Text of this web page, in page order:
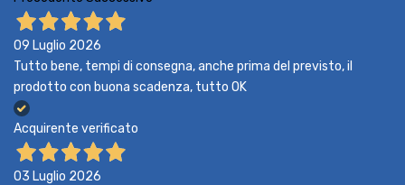
09 Luglio 2026
Tutto bene, tempi di consegna, anche prima del previsto, il
prodotto con buona scadenza, tutto OK
Acquirente verificato
03 Luglio 2026